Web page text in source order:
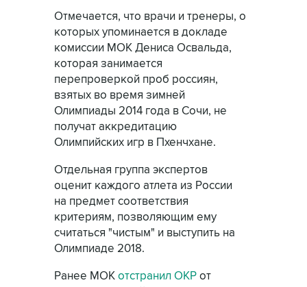
Отмечается, что врачи и тренеры, о
которых упоминается в докладе
комиссии МОК Дениса Освальда,
которая занимается
перепроверкой проб россиян,
взятых во время зимней
Олимпиады 2014 года в Сочи, не
получат аккредитацию
Олимпийских игр в Пхенчхане.
Отдельная группа экспертов
оценит каждого атлета из России
на предмет соответствия
критериям, позволяющим ему
считаться "чистым" и выступить на
Олимпиаде 2018.
Ранее МОК отстранил ОКР от